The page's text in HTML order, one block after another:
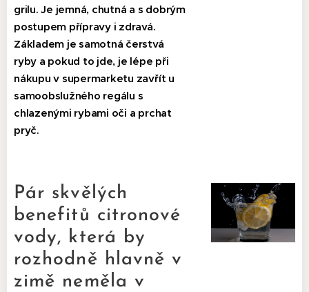
grilu. Je jemná, chutná a s dobrým
postupem přípravy i zdravá.
Základem je samotná čerstvá
ryby a pokud to jde, je lépe při
nákupu v supermarketu zavřít u
samoobslužného regálu s
chlazenými rybami oči a prchat
pryč.
Pár skvělých
benefitů citronové
vody, která by
rozhodně hlavně v
zimě neměla v